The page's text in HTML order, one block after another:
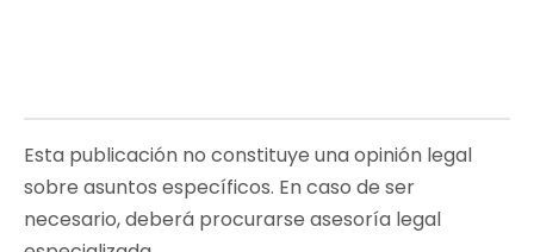
Esta publicación no constituye una opinión legal
sobre asuntos específicos. En caso de ser
necesario, deberá procurarse asesoría legal